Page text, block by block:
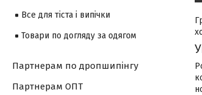
Все для тіста і випічки
Товари по догляду за одягом
Партнерам по дропшипінгу
Партнерам ОПТ